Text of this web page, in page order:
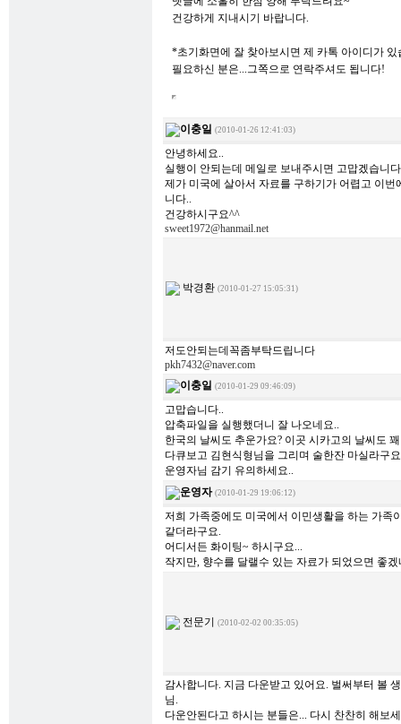
건강하게 지내시기 바랍니다.
*초기화면에 잘 찾아보시면 제 카톡 아이디가 있
필요하신 분은...그쪽으로 연락주셔도 됩니다!
이충일 (2010-01-26 12:41:03)
안녕하세요..
실행이 안되는데 메일로 보내주시면 고맙겠습니
제가 미국에 살아서 자료를 구하기가 어렵고 이
니다..
건강하시구요^^
sweet1972@hanmail.net
박경환 (2010-01-27 15:05:31)
저도안되는데꼭좀부탁드립니다
pkh7432@naver.com
이충일 (2010-01-29 09:46:09)
고맙습니다..
압축파일을 실행했더니 잘 나오네요..
한국의 날씨도 추운가요? 이곳 시카고의 날씨도
다큐보고 김현식형님을 그리며 술한잔 마실라구
운영자님 감기 유의하세요..
운영자 (2010-01-29 19:06:12)
저희 가족중에도 미국에서 이민생활을 하는 가족
같더라구요.
어디서든 화이팅~ 하시구요...
작지만, 향수를 달랠수 있는 자료가 되었으면 좋
전문기 (2010-02-02 00:35:05)
감사합니다. 지금 다운받고 있어요. 벌써부터 볼
님.
다운안된다고 하시는 분들은... 다시 찬찬히 해보